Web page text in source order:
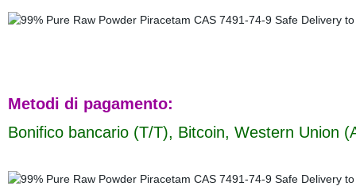
Metodi di pagamento:
Bonifico bancario (T/T), Bitcoin, Western Union